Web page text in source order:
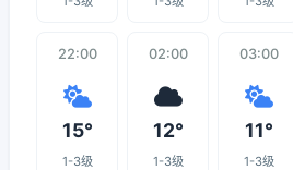
22:00
15°
1-3级
02:00
12°
1-3级
03:00
11°
1-3级